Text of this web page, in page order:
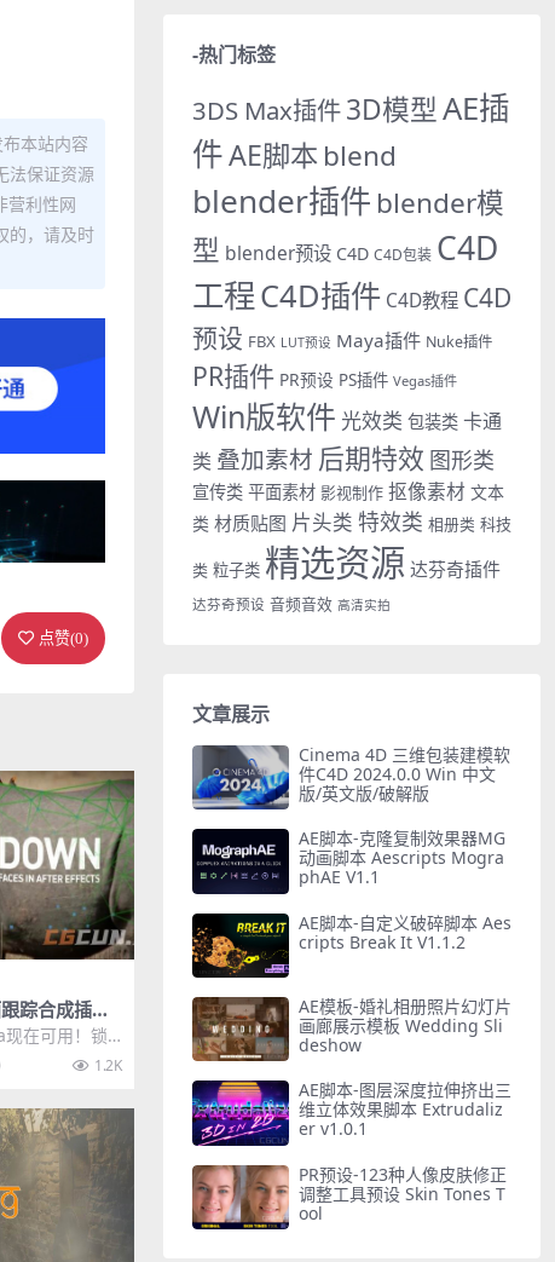
本站内容
法保证资源
营利性网
的，请及时
点赞(0)
踪合成插件
v2.0.0
在可用！锁
插件，可让您
1.2K
-热门标签
3DS Max插件3D模型AE插
件AE脚本 blend
blender插件 blender模
型 blender预设 C4D C4D包装 C4D
工程C4D插件 C4D教程 C4D
预设 FBX LUT预设 Maya插件 Nuke插件
PR插件 PR预设 PS插件 Vegas插件
Win版软件 光效类 包装类 卡通
类 叠加素材 后期特效 图形类
宣传类 平面素材 影视制作 抠像素材 文本
类 材质贴图 片头类 特效类 相册类 科技
类 粒子类 精选资源 达芬奇插件
达芬奇预设 音频音效 高清实拍
文章展示
Cinema 4D 三维包装建模软
件C4D 2024.0.0 Win 中文
版/英文版/破解版
AE脚本-克隆复制效果器MG
动画脚本 Aescripts Mogra
phAE V1.1
AE脚本-自定义破碎脚本 Aes
cripts Break It V1.1.2
AE模板-婚礼相册照片幻灯片
画廊展示模板 Wedding Sli
deshow
AE脚本-图层深度拉伸挤出三
维立体效果脚本 Extrudaliz
er v1.0.1
PR预设-123种人像皮肤修正
调整工具预设 Skin Tones T
ool